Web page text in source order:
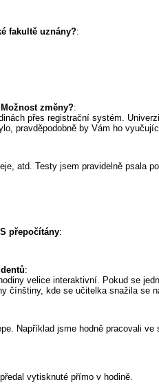
fakultě uznány?:
změny?:
přes registrační systém.
pravděpodobně by Vám ho
atd. Testy jsem pravidelně psala
přepočítány:
:
velice interaktivní. Pokud se
čínštiny, kde se učitelka snažila se
Například jsme hodně pracovali
vytisknuté přímo v hodině.